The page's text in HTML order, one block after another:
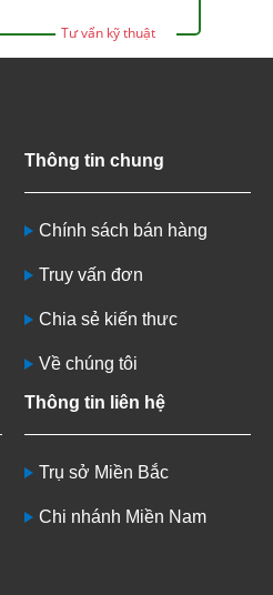
Tư vấn kỹ thuật
Thông tin chung
Chính sách bán hàng
Truy vấn đơn
Chia sẻ kiến thưc
Về chúng tôi
Thông tin liên hệ
Trụ sở Miền Bắc
Chi nhánh Miền Nam